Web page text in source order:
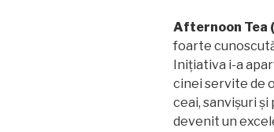
Afternoon Tea (
foarte
Inițiativa i-a
cinei servite de
ceai, sanvișuri și
devenit un